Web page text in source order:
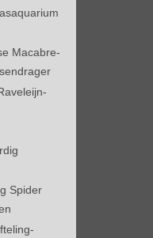
Macabre-
Spider